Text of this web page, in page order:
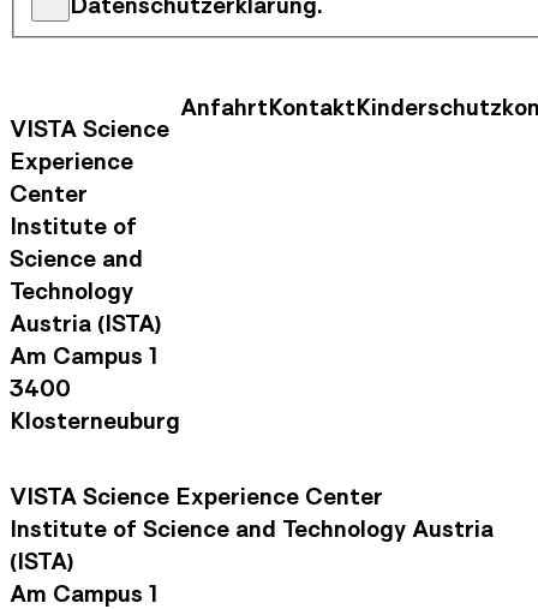
VISTA Science
Experience
Center
Institute of
Science and
Technology
Austria (ISTA)
Am Campus 1
3400
Klosterneuburg
Kontaktinformationen
AnfahrtKontaktFooter
VISTA Science Experience Center
Institute of Science and Technology Austria
(ISTA)
Am Campus 1